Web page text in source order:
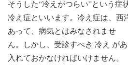
そうした“冷えがつらい”という症
冷え症といいます。冷え症は、西
あって、病気とはみなされませ
ん。しかし、受診すべき 冷え が
入れておかなければいけません。